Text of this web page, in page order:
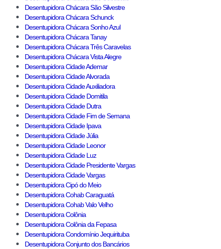
Desentupidora Chácara São Silvestre
Desentupidora Chácara Schunck
Desentupidora Chácara Sonho Azul
Desentupidora Chácara Tanay
Desentupidora Chácara Três Caravelas
Desentupidora Chácara Vista Alegre
Desentupidora Cidade Ademar
Desentupidora Cidade Alvorada
Desentupidora Cidade Auxiliadora
Desentupidora Cidade Domitila
Desentupidora Cidade Dutra
Desentupidora Cidade Fim de Semana
Desentupidora Cidade Ipava
Desentupidora Cidade Júlia
Desentupidora Cidade Leonor
Desentupidora Cidade Luz
Desentupidora Cidade Presidente Vargas
Desentupidora Cidade Vargas
Desentupidora Cipó do Meio
Desentupidora Cohab Caraguatá
Desentupidora Cohab Valo Velho
Desentupidora Colônia
Desentupidora Colônia da Fepasa
Desentupidora Condomínio Jequirituba
Desentupidora Conjunto dos Bancários